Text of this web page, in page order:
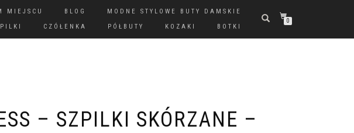
MIEJSCU BLOG
MODNE STYLOWE BUTY DAMSKIE
CZÓŁENKA PÓŁBUTY KOZAKI BOTKI
0
– SZPILKI SKÓRZANE –